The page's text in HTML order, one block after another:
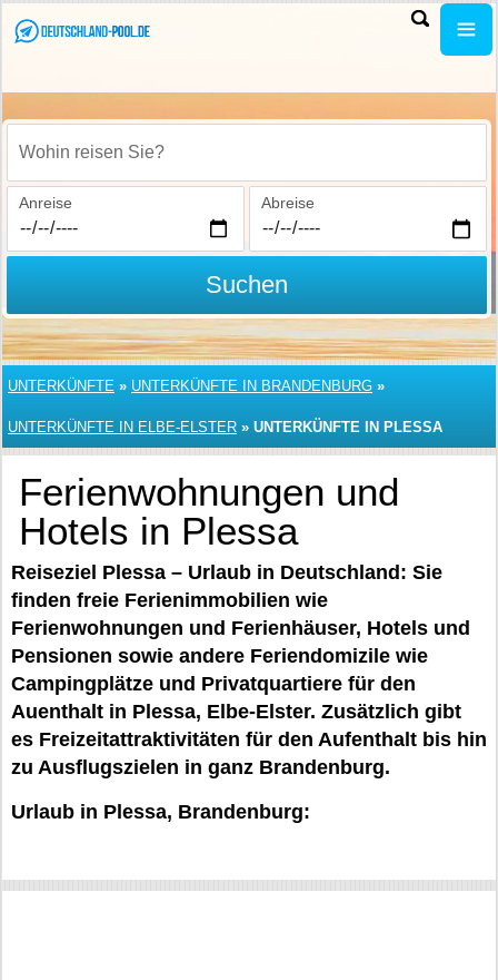
Wohin reisen Sie?
Anreise Abreise
Suchen
UNTERKÜNFTE » UNTERKÜNFTE IN BRANDENBURG »
UNTERKÜNFTE IN ELBE-ELSTER » UNTERKÜNFTE IN PLESSA
Ferienwohnungen und
Hotels in Plessa
Reiseziel Plessa – Urlaub in Deutschland: Sie
finden freie Ferienimmobilien wie
Ferienwohnungen und Ferienhäuser, Hotels und
Pensionen sowie andere Feriendomizile wie
Campingplätze und Privatquartiere für den
Auenthalt in Plessa, Elbe-Elster. Zusätzlich gibt
es Freizeitattraktivitäten für den Aufenthalt bis hin
zu Ausflugszielen in ganz Brandenburg.
Urlaub in Plessa, Brandenburg: